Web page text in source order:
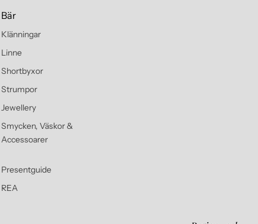
Bär
Klänningar
Linne
Shortbyxor
Strumpor
Jewellery
Smycken, Väskor &
Accessoarer
Presentguide
REA